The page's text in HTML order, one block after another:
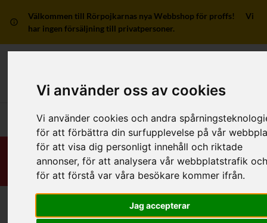
Vi använder oss av cookies
Vi använder cookies och andra
för att förbättra din surfupplevelse på vår
för att visa dig personligt innehåll och riktade
annonser, för att analysera vår webbplatstrafik
för att förstå var våra besökare kommer ifrån.
Jag accepterar
Välkommen till Rörpojkarnas nya Webbshop för proffs! Vi
har ingen försäljning till privatpersoner.
Huvudmeny
Rördelar & Kopplingar